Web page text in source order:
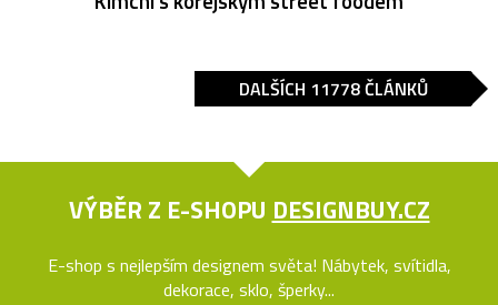
DALŠÍCH 11778 ČLÁNKŮ
VÝBĚR Z E-SHOPU DESIGNBUY.CZ
E-shop s nejlepším designem světa! Nábytek, svítidla,
dekorace, sklo, šperky...